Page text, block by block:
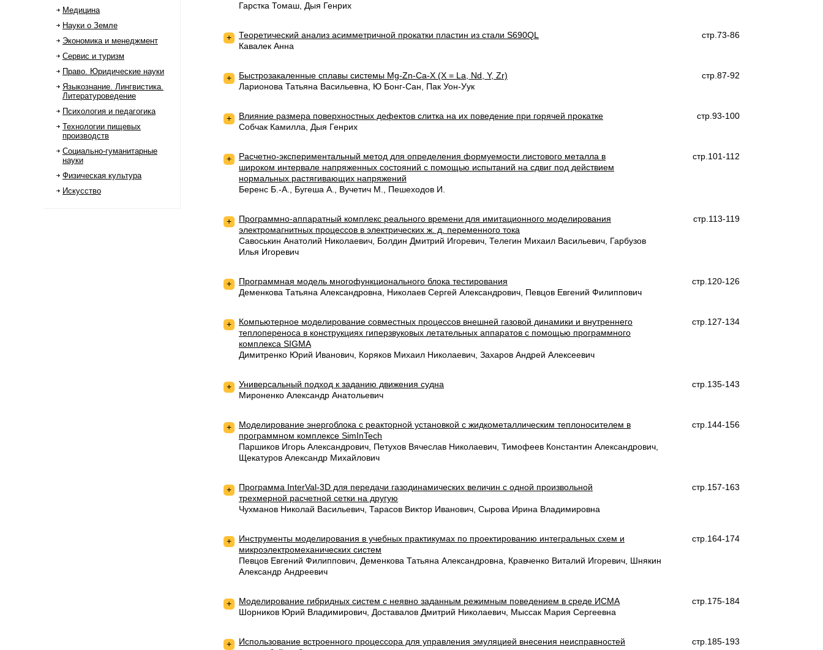
Медицина
Науки о Земле
Экономика и менеджмент
Сервис и туризм
Право. Юридические науки
Языкознание. Лингвистика.
Литературоведение
Психология и педагогика
Технологии пищевых
производств
Социально-гуманитарные
науки
Физическая культура
Искусство
Гарстка Томаш, Дыя Генрих
+ Теоретический анализ асимметричной прокатки пластин из стали S690QL
стр.73-86
Кавалек Анна
+ Быстрозакаленные сплавы системы Mg-Zn-Ca-X (X = La, Nd, Y, Zr)
стр.87-92
Ларионова Татьяна Васильевна, Ю Бонг-Сан, Пак Уон-Уук
+ Влияние размера поверхностных дефектов слитка на их поведение при горячей прокатке
стр.93-100
Собчак Камилла, Дыя Генрих
+
Расчетно-экспериментальный метод для определения формуемости листового металла в
широком интервале напряженных состояний с помощью испытаний на сдвиг под действием
нормальных растягивающих напряжений
стр.101-112
Беренс Б.-А., Бугеша А., Вучетич М., Пешеходов И.
+
Программно-аппаратный комплекс реального времени для имитационного моделирования
электромагнитных процессов в электрических ж. д. переменного тока
стр.113-119
Савоськин Анатолий Николаевич, Болдин Дмитрий Игоревич, Телегин Михаил Васильевич, Гарбузов
Илья Игоревич
+ Программная модель многофункционального блока тестирования
стр.120-126
Деменкова Татьяна Александровна, Николаев Сергей Александрович, Певцов Евгений Филиппович
+
Компьютерное моделирование совместных процессов внешней газовой динамики и внутреннего
теплопереноса в конструкциях гиперзвуковых летательных аппаратов с помощью программного
комплекса SIGMA
стр.127-134
Димитренко Юрий Иванович, Коряков Михаил Николаевич, Захаров Андрей Алексеевич
+ Универсальный подход к заданию движения судна
стр.135-143
Мироненко Александр Анатольевич
+
Моделирование энергоблока с реакторной установкой с жидкометаллическим теплоносителем в
программном комплексе SimInTech
стр.144-156
Паршиков Игорь Александрович, Петухов Вячеслав Николаевич, Тимофеев Константин Александрович,
Щекатуров Александр Михайлович
+
Программа InterVal-3D для передачи газодинамических величин с одной произвольной
трехмерной расчетной сетки на другую
стр.157-163
Чухманов Николай Васильевич, Тарасов Виктор Иванович, Сырова Ирина Владимировна
+
Инструменты моделирования в учебных практикумах по проектированию интегральных схем и
микроэлектромеханических систем
стр.164-174
Певцов Евгений Филиппович, Деменкова Татьяна Александровна, Кравченко Виталий Игоревич, Шнякин
Александр Андреевич
+ Моделирование гибридных систем с неявно заданным режимным поведением в среде ИСМА
стр.175-184
Шорников Юрий Владимирович, Доставалов Дмитрий Николаевич, Мыссак Мария Сергеевна
+
Использование встроенного процессора для управления эмуляцией внесения неисправностей
стр.185-193